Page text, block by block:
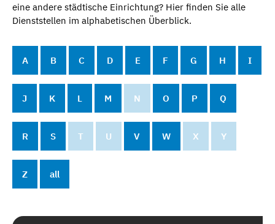
eine andere städtische Einrichtung? Hier finden Sie alle
Dienststellen im alphabetischen Überblick.
A B C D E F G H I
J K L M N O P Q
R S T U V W X Y
Z all